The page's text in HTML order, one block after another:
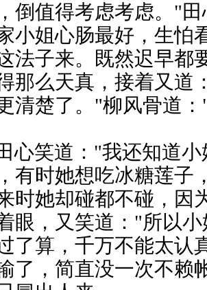
倒值得考虑考虑。"
小姐心肠最好，生怕
法子来。既然迟早都
那么天真，接着又道
清楚了。"柳风骨道
心笑道："我还知道小
有时她想吃冰糖莲子
时她却碰都不碰，因
眼，又笑道："所以
了算，千万不能太认
了，简直没一次不赖